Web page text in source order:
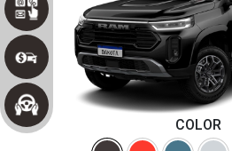
COLOR